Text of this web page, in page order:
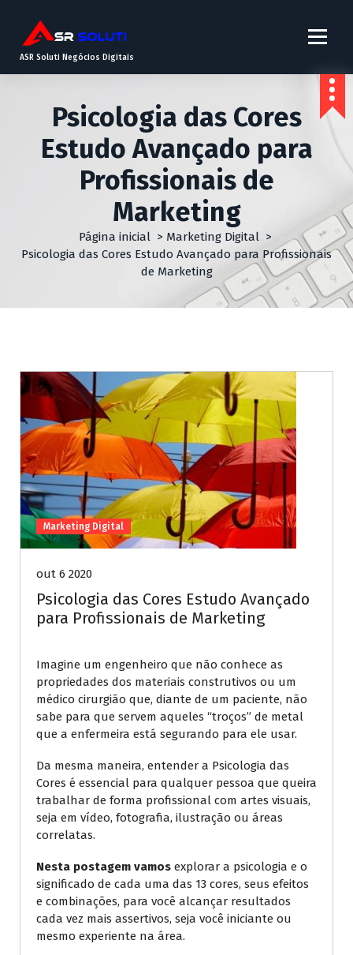
ASR Soluti Negócios Digitais
Psicologia das Cores
Estudo Avançado para
Profissionais de
Marketing
Página inicial> Marketing Digital>
Psicologia das Cores Estudo Avançado para Profissionais
de Marketing
Marketing Digital
out 6 2020
Psicologia das Cores Estudo Avançado
para Profissionais de Marketing
Imagine um engenheiro que não conhece as
propriedades dos materiais construtivos ou um
médico cirurgião que, diante de um paciente, não
sabe para que servem aqueles “troços” de metal
que a enfermeira está segurando para ele usar.
Da mesma maneira, entender a Psicologia das
Cores é essencial para qualquer pessoa que queira
trabalhar de forma profissional com artes visuais,
seja em vídeo, fotografia, ilustração ou áreas
correlatas.
Nesta postagem vamos explorar a psicologia e o
significado de cada uma das 13 cores, seus efeitos
e combinações, para você alcançar resultados
cada vez mais assertivos, seja você iniciante ou
mesmo experiente na área.